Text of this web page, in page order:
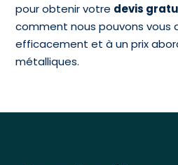
pour obtenir votre devis
comment nous pouvons vous
efficacement et à un prix
métalliques.